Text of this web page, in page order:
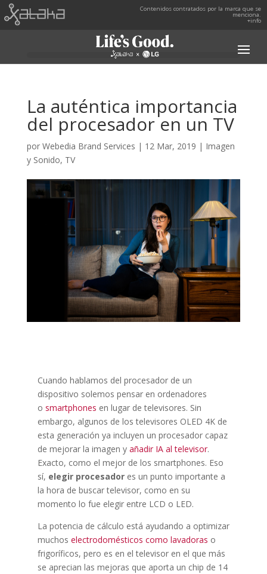
Contenidos contratados por la marca que se
menciona.
+info
La auténtica importancia
del procesador en un TV
por Webedia Brand Services | 12 Mar, 2019 | Imagen
y Sonido, TV
Cuando hablamos del procesador de un
dispositivo solemos pensar en ordenadores
o smartphones en lugar de televisores. Sin
embargo, algunos de los televisores OLED 4K de
esta generación ya incluyen un procesador capaz
de mejorar la imagen y añadir IA al televisor.
Exacto, como el mejor de los smartphones. Eso
sí, elegir procesadores un punto importante a
la hora de buscar televisor, como en su
momento lo fue elegir entre LCD o LED.
La potencia de cálculo está ayudando a optimizar
muchos electrodomésticos como lavadoras o
frigoríficos, pero es en el televisor en el que más
se aprecian las mejoras que aporta un chip de 14